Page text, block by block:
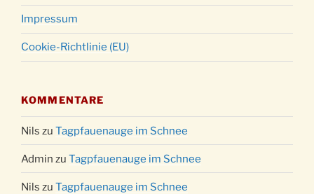
Impressum
Cookie-Richtlinie (EU)
KOMMENTARE
Nils zu Tagpfauenauge im Schnee
Admin zu Tagpfauenauge im Schnee
Nils zu Tagpfauenauge im Schnee